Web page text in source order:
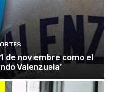
de noviembre como el
Valenzuela’